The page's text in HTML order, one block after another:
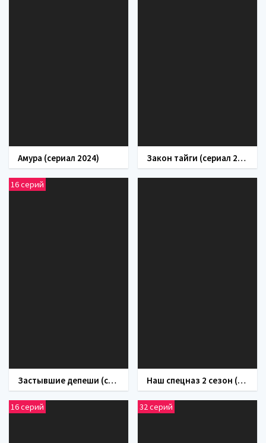
Амура (сериал 2024) Закон тайги (сериал 2024)
16 серий
Застывшие депеши (сериал 2010) Наш спецназ 2 сезон (сериал 2023)
16 серий 32 серий